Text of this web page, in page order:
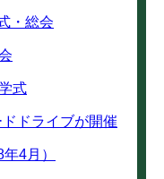
・総会
式
ドライブが開催
4月）